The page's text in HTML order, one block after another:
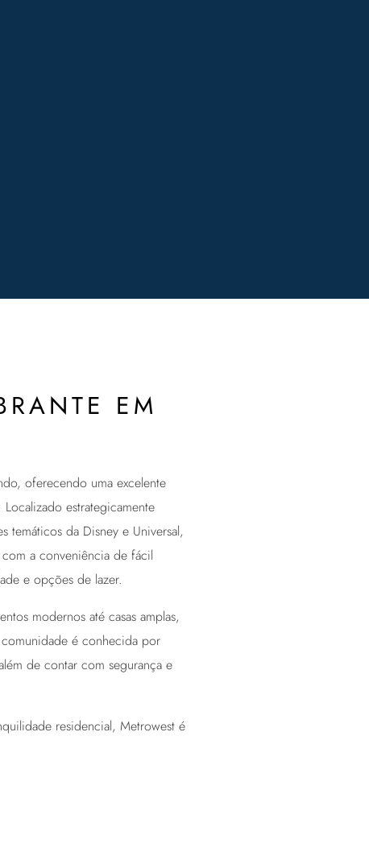
EM
oferecendo uma excelente
estrategicamente
temáticos da Disney e Universal,
a conveniência de fácil
e opções de lazer.
modernos até casas amplas,
é conhecida por
de contar com segurança e
residencial, Metrowest é